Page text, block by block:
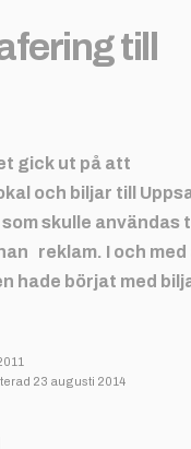
till
gick ut på att
och biljar till
skulle användas
reklam. I och
hade börjat med
23 augusti 2014